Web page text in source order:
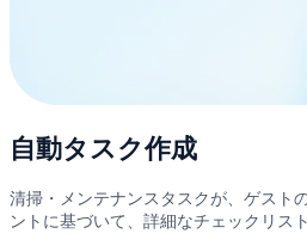
自動タスク作成
清掃・メンテナンスタスクが、ゲスト
ントに基づいて、詳細なチェックリス